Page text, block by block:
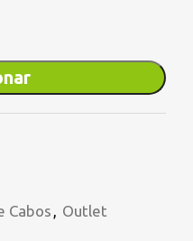
Cabos , Outlet